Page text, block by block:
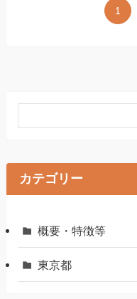
1
カテゴリー
概要・特徴等
東京都